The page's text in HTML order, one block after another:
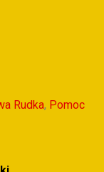
Rudka, Pomoc